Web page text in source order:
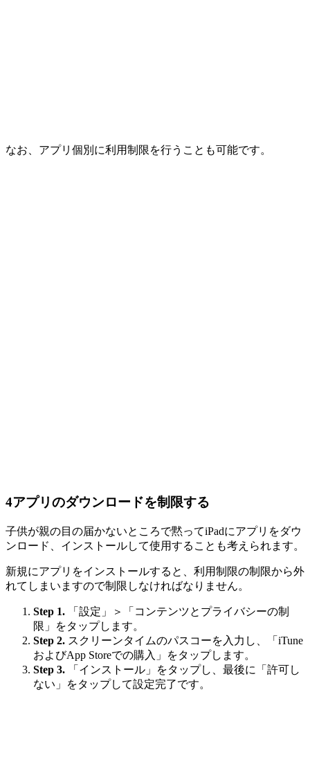
なお、アプリ個別に利用制限を行うことも可能です。
4アプリのダウンロードを制限する
子供が親の目の届かないところで黙ってiPadにアプリをダウ
ンロード、インストールして使用することも考えられます。
新規にアプリをインストールすると、利用制限の制限から外
れてしまいますので制限しなければなりません。
Step 1.
「設定」＞「コンテンツとプライバシーの制
限」をタップします。
Step 2. スクリーンタイムのパスコーを入力し、「iTune
およびApp Storeでの購入」をタップします。
Step 3.
「インストール」をタップし、最後に「許可し
ない」をタップして設定完了です。